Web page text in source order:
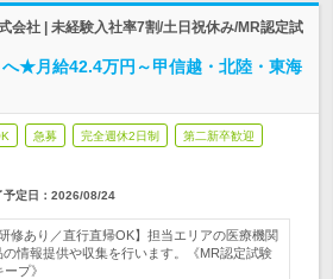
会社 | 未経験入社率7割/土日祝休み/MR認定試
★月給42.4万円～甲信越・北陸・東海
急募 完全週休2日制 第二新卒歓迎
予定日： 2026/08/24
修あり／直行直帰OK】担当エリアの医療機関
の情報提供や収集を行います。《MR認定試験
プ》